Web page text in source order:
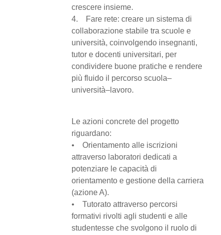
crescere insieme.
4. Fare rete: creare un sistema di
collaborazione stabile tra scuole e
università, coinvolgendo insegnanti,
tutor e docenti universitari, per
condividere buone pratiche e rendere
più fluido il percorso scuola–
università–lavoro.
Le azioni concrete del progetto
riguardano:
• Orientamento alle iscrizioni
attraverso laboratori dedicati a
potenziare le capacità di
orientamento e gestione della carriera
(azione A).
• Tutorato attraverso percorsi
formativi rivolti agli studenti e alle
studentesse che svolgono il ruolo di